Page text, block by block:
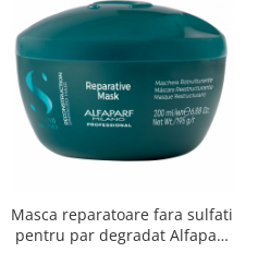
Masca reparatoare fara sulfati
pentru par degradat Alfaparf